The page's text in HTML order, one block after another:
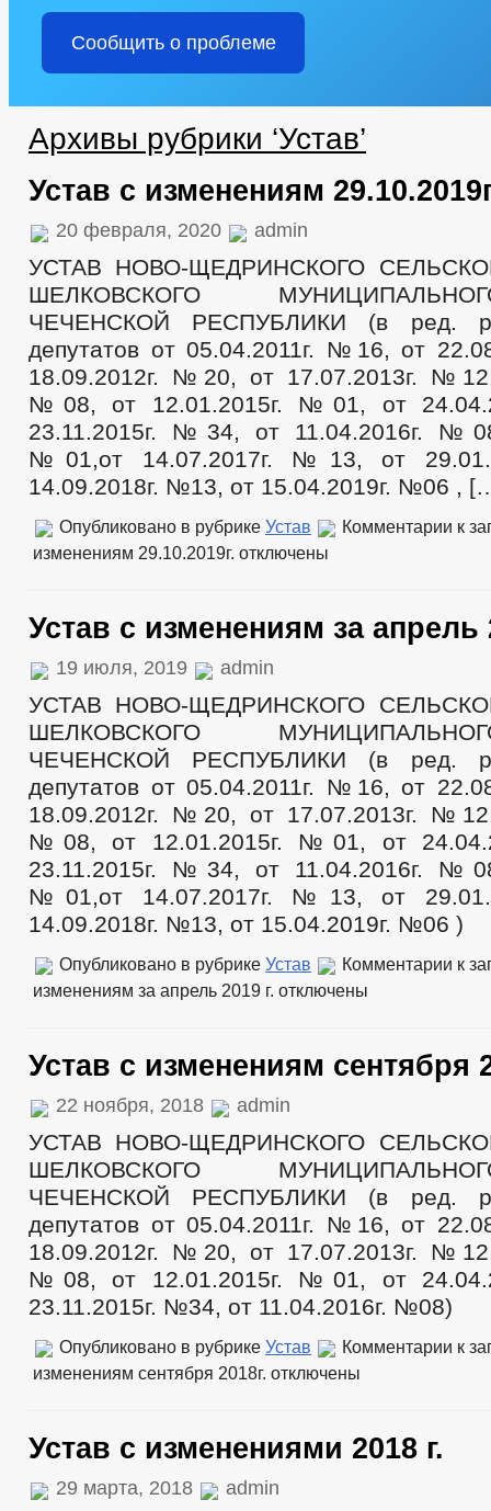
Перечень обязательных наименований
Прокуратура
Сведения о качестве питьевой воды
Социальная сфера
Информация о поселении
Защита прав потребителей
Физическая культура и массовый спорт
ЖКХ
Глава
Персональные данные
Информация о деятельности
Планы и отчеты работы администрации
Перечень информации о деятельности ОМСУ, размещаемой в
Информация об исполнении ПП Главы ЧР постоянного характера
Градостроительное зонирование
Благоустройство
Генеральный план
Схема теплоснабжения
Схемы размещения рекламных конструкций
Правила землепользования и застройки
Местные нормативы градостроительного проектирования
Сведения о доходах сотрудников
Реестр муниципального имущества
Структура, полномочия, задачи и функции
Порядок поступления граждан на муниципальную службу
Кадровый резерв
Контактная информация
Сведения о вакантных должностях
Квалификационные требования
Нормативно-правовые акты
Условия и результаты конкурсов
_
Специальная оценка условий труда
Состав поселения
Сведения о СМИ, учрежденных администрацией
Подведомственные организации
Предпринимательство
Количество субъектов малого и среднего предпринемательства
Объекты для малого и среднего бизнеса
Сведения о льготах, отсрочках, рассрочках
Объекты, предлагаемые для сдачи в аренду
Информационные материалы
Индивидуальные предприниматели
Число замещенных рабочих мест
Закупка товаров, работ и услуг
Совет по предпринимательству
Местные налоги
Статистические данные
Нотариальные дела
Сход граждан
Комиссии
Рабочая группа АНК
Рабочая группа АТК
Тарифная комиссия
Рабочая группа по профилактике правонарушений
Комиссия по урегулированию конфликта интересов
Комиссия по списанию задолженности по платежам в бюджет И-
Общественный совет по рассмотрению вопросов нормирования в
Тексты официальных выступлений и заявлений
Целевые программы
_
Депутаты
Сообщить о проблеме
Архивы рубрики ‘Устав’
Устав с изменениям
20 февраля, 2020 admin
УСТАВ НОВО-ЩЕДРИНСКОГО
ШЕЛКОВСКОГО
ЧЕЧЕНСКОЙ РЕСПУБЛИКИ (в ред.
депутатов от 05.04.2011г. №16, от
18.09.2012г. №20, от 17.07.2013г.
№08, от 12.01.2015г. №01, от
23.11.2015г. №34, от 11.04.2016г.
№01,от 14.07.2017г. №13, от
14.09.2018г. №13, от 15.04.2019г. №06 ,
Опубликовано в рубрике Устав Комментарии к
изменениям 29.10.2019г. отключены
Устав с изменениям за апрель
19 июля, 2019 admin
УСТАВ НОВО-ЩЕДРИНСКОГО
ШЕЛКОВСКОГО
ЧЕЧЕНСКОЙ РЕСПУБЛИКИ (в ред.
депутатов от 05.04.2011г. №16, от
18.09.2012г. №20, от 17.07.2013г.
№08, от 12.01.2015г. №01, от
23.11.2015г. №34, от 11.04.2016г.
№01,от 14.07.2017г. №13, от
14.09.2018г. №13, от 15.04.2019г. №06 )
Опубликовано в рубрике Устав Комментарии к
изменениям за апрель 2019 г. отключены
Устав с изменениям сентября
22 ноября, 2018 admin
УСТАВ НОВО-ЩЕДРИНСКОГО
ШЕЛКОВСКОГО
ЧЕЧЕНСКОЙ РЕСПУБЛИКИ (в ред.
депутатов от 05.04.2011г. №16, от
18.09.2012г. №20, от 17.07.2013г.
№08, от 12.01.2015г. №01, от
23.11.2015г. №34, от 11.04.2016г. №08)
Опубликовано в рубрике Устав Комментарии к
изменениям сентября 2018г. отключены
Устав с изменениями 2018 г.
29 марта, 2018 admin